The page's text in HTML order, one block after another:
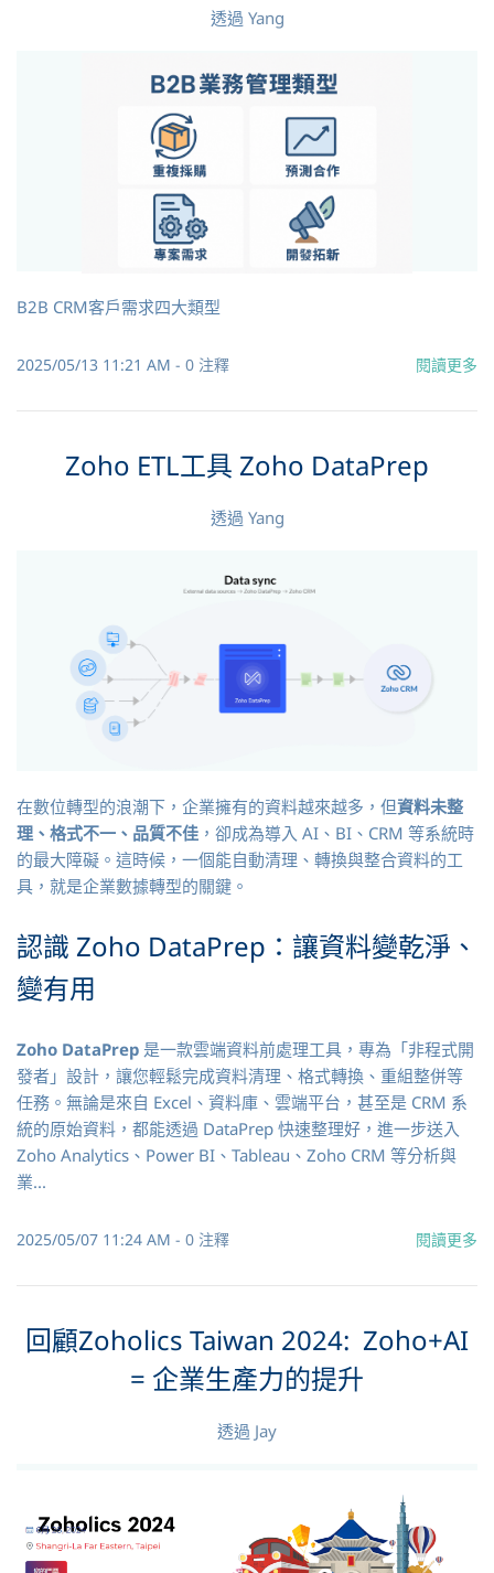
透過 Yang
B2B CRM客戶需求四大類型
2025/05/13 11:21 AM - 0 注釋 閱讀更多
Zoho ETL工具 Zoho DataPrep
透過 Yang
在數位轉型的浪潮下，企業擁有的資料越來越多，但資料未整
理、格式不一、品質不佳 ，卻成為導入 AI、BI、CRM 等系統時
的最大障礙。這時候，一個能自動清理、轉換與整合資料的工
具，就是企業數據轉型的關鍵。
認識 Zoho DataPrep：讓資料變乾淨、
變有用
Zoho DataPrep 是一款雲端資料前處理工具，專為「非程式開
發者」設計，讓您輕鬆完成資料清理、格式轉換、重組整併等
任務。無論是來自 Excel、資料庫、雲端平台，甚至是 CRM 系
統的原始資料，都能透過 DataPrep 快速整理好，進一步送入
Zoho Analytics、Power BI、Tableau、Zoho CRM 等分析與
業...
2025/05/07 11:24 AM - 0 注釋 閱讀更多
回顧Zoholics Taiwan 2024: Zoho+AI
= 企業生產力的提升
透過 Jay